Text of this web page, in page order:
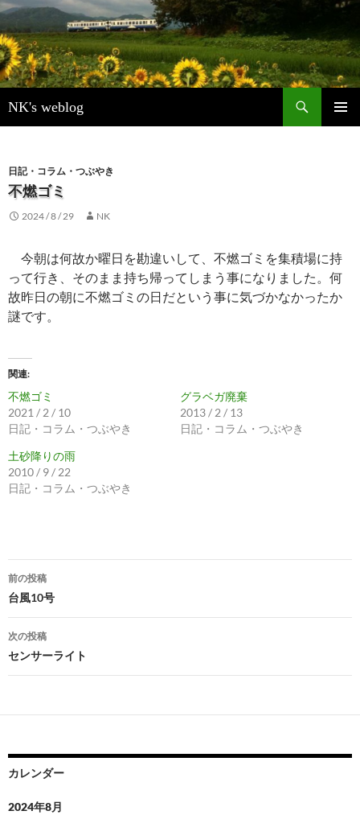
NK's weblog
索
ン
ツ
ス
日記・コラム・つぶやき
不燃ゴミ
2024 / 8 / 29 NK
今朝は何故か曜日を勘違いして、不燃ゴミを集積場に持
って行き、そのまま持ち帰ってしまう事になりました。何
故昨日の朝に不燃ゴミの日だという事に気づかなかったか
謎です。
関連
不燃ゴミ
2021 / 2 / 10
日記・コラム・つぶやき
グラベガ廃棄
2013 / 2 / 13
日記・コラム・つぶやき
土砂降りの雨
2010 / 9 / 22
日記・コラム・つぶやき
投
稿
ナ
ビ
ゲ
ー
ョ
ン
前の投稿
台風10号
次の投稿
センサーライト
カレンダー
2024年8月